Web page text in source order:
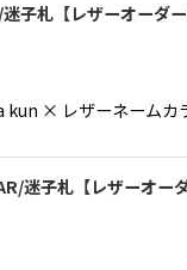
子札【レザーオーダー
× レザーネーム
迷子札【レザーオーダ